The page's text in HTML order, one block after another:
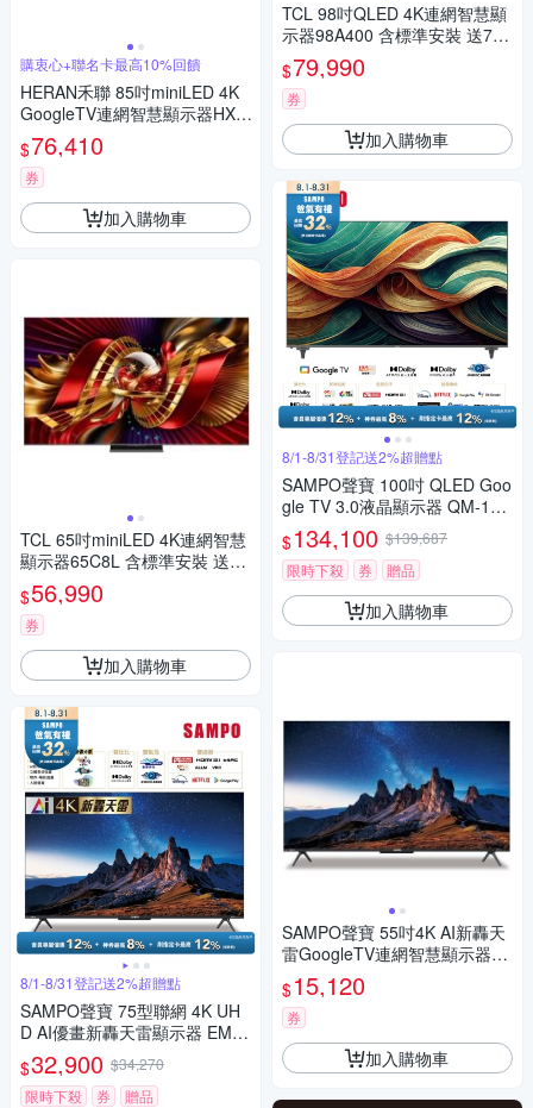
購衷心+聯名卡最高10%回饋
HERAN禾聯 85吋miniLED 4K
GoogleTV連網智慧顯示器HX-8
5XT770F 含標準安裝
$76,410
券
加入購物車
TCL 65吋miniLED 4K連網智慧
顯示器65C8L 含標準安裝 送7-
11商品卡2200元
$56,990
券
加入購物車
8/1-8/31登記送2%超贈點
SAMPO聲寶 75型聯網 4K UH
D AI優畫新轟天雷顯示器 EM-7
5AIT3200 含視訊盒+基本安裝
+舊機回收
$32,900 $34,270
限時下殺
券 贈品
TCL 98吋QLED 4K連網智慧顯
示器98A400 含標準安裝 送7-1
1商品卡3100元
$79,990
券
加入購物車
8/1-8/31登記送2%超贈點
SAMPO聲寶 100吋 QLED Goo
gle TV 3.0液晶顯示器 QM-100
SD620 含基本安裝+舊機回收
$134,100 $139,687
限時下殺
券 贈品
加入購物車
SAMPO聲寶 55吋4K AI新轟天
雷GoogleTV連網智慧顯示器E
M-55AIS3220 含標準安裝 送7-
11商品卡2100元
$15,120
券
加入購物車